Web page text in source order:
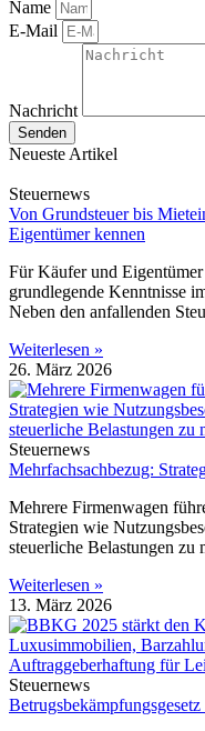
Name
E-Mail
Nachricht
Senden
Neueste Artikel
Steuernews
Von Grundsteuer bis
Eigentümer kennen
Für Käufer und
grundlegende Kenntnisse
Neben den anfallenden
Weiterlesen »
26. März 2026
Steuernews
Mehrfachsachbezug:
Mehrere Firmenwagen
Strategien wie
steuerliche Belastungen zu
Weiterlesen »
13. März 2026
Steuernews